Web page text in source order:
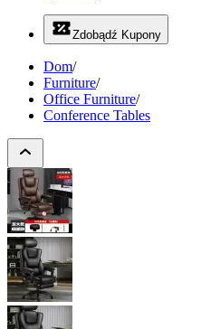
Zdobądź Kupony
Dom/
Furniture/
Office Furniture/
Conference Tables